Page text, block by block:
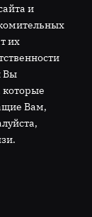
и
их
Вы
Вам,